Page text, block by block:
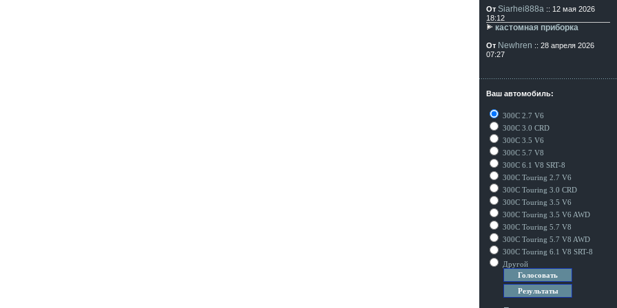
От Siarhei888a :: 12 мая 2026
18:12
кастомная приборка
От Newhren :: 28 апреля 2026
07:27
Ваш автомобиль:
300C 2.7 V6
300C 3.0 CRD
300C 3.5 V6
300C 5.7 V8
300C 6.1 V8 SRT-8
300C Touring 2.7 V6
300C Touring 3.0 CRD
300C Touring 3.5 V6
300C Touring 3.5 V6 AWD
300C Touring 5.7 V8
300C Touring 5.7 V8 AWD
300C Touring 6.1 V8 SRT-8
Другой